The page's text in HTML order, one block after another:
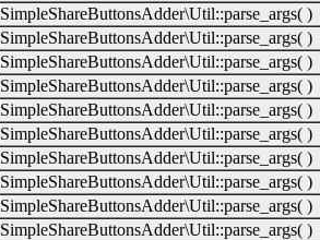
SimpleShareButtonsAdder\Util::parse_args( )
SimpleShareButtonsAdder\Util::parse_args( )
SimpleShareButtonsAdder\Util::parse_args( )
SimpleShareButtonsAdder\Util::parse_args( )
SimpleShareButtonsAdder\Util::parse_args( )
SimpleShareButtonsAdder\Util::parse_args( )
SimpleShareButtonsAdder\Util::parse_args( )
SimpleShareButtonsAdder\Util::parse_args( )
SimpleShareButtonsAdder\Util::parse_args( )
SimpleShareButtonsAdder\Util::parse_args( )